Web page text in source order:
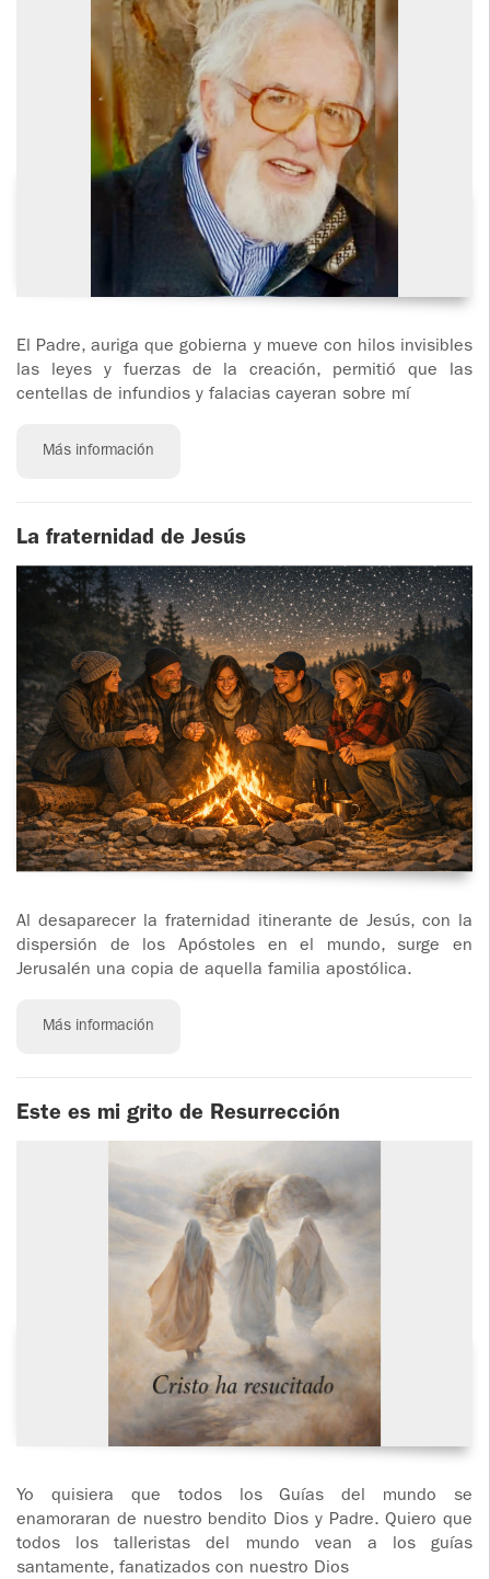
TALLERES DE ORACIÓN Y…
El Padre, auriga que gobierna y mueve con hilos invisibles
las leyes y fuerzas de la creación, permitió que las
centellas de infundios y falacias cayeran sobre mí
Más información
La fraternidad de Jesús
Al desaparecer la fraternidad itinerante de Jesús, con la
dispersión de los Apóstoles en el mundo, surge en
Jerusalén una copia de aquella familia apostólica.
Más información
Este es mi grito de Resurrección
Yo quisiera que todos los Guías del mundo se
enamoraran de nuestro bendito Dios y Padre. Quiero que
todos los talleristas del mundo vean a los guías
santamente, fanatizados con nuestro Dios